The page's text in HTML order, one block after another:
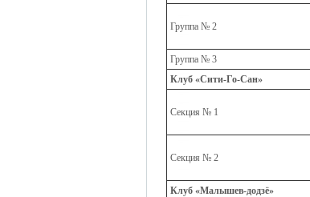
Группа № 2
Группа № 3
Клуб «Сити-Го-Сан»
Секция № 1
Секция № 2
Клуб «Малышев-додзё»